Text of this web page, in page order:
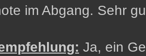
im Abgang. Sehr
Ja, ein